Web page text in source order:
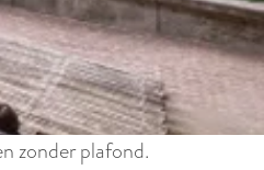
zonder plafond.